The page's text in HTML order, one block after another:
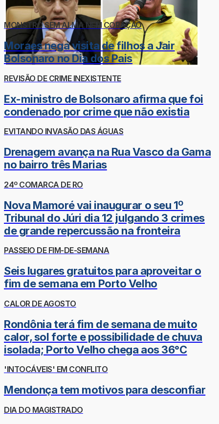
MONSTRO SEM ALMA NEM CORAÇÃO
Moraes nega visita de filhos a Jair
Bolsonaro no Dia dos Pais
REVISÃO DE CRIME INEXISTENTE
Ex-ministro de Bolsonaro afirma que foi
condenado por crime que não existia
EVITANDO INVASÃO DAS ÁGUAS
Drenagem avança na Rua Vasco da Gama
no bairro três Marias
24º COMARCA DE RO
Nova Mamoré vai inaugurar o seu 1º
Tribunal do Júri dia 12 julgando 3 crimes
de grande repercussão na fronteira
PASSEIO DE FIM-DE-SEMANA
Seis lugares gratuitos para aproveitar o
fim de semana em Porto Velho
CALOR DE AGOSTO
Rondônia terá fim de semana de muito
calor, sol forte e possibilidade de chuva
isolada; Porto Velho chega aos 36°C
'INTOCÁVEIS' EM CONFLITO
Mendonça tem motivos para desconfiar
DIA DO MAGISTRADO